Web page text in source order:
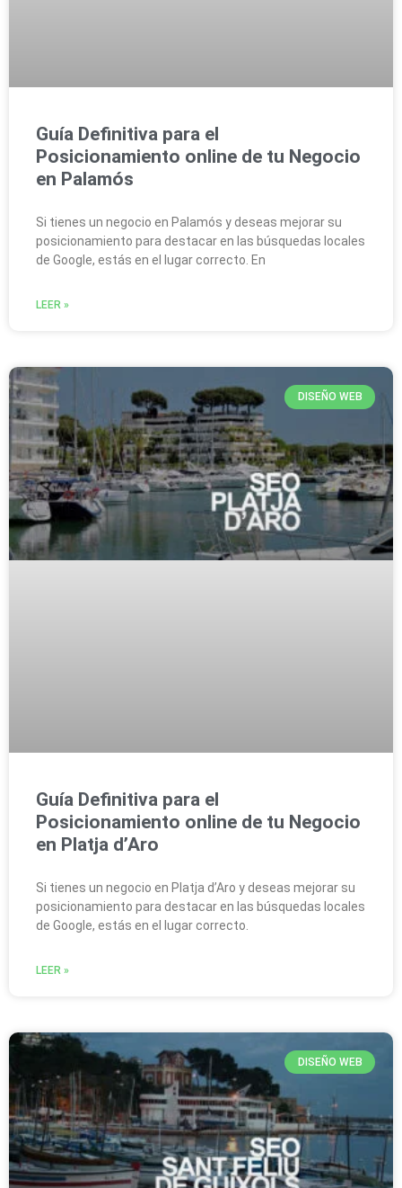
Guía Definitiva para el
Posicionamiento online de tu Negocio
en Palamós
Si tienes un negocio en Palamós y deseas mejorar su
posicionamiento para destacar en las búsquedas locales
de Google, estás en el lugar correcto. En
LEER »
DISEÑO WEB
Guía Definitiva para el
Posicionamiento online de tu Negocio
en Platja d’Aro
Si tienes un negocio en Platja d’Aro y deseas mejorar su
posicionamiento para destacar en las búsquedas locales
de Google, estás en el lugar correcto.
LEER »
DISEÑO WEB